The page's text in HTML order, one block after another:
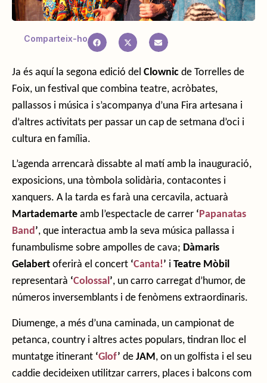
Comparteix-ho
Ja és aquí la segona edició del Clownic de Torrelles de
Foix, un festival que combina teatre, acròbates,
pallassos i música i s’acompanya d’una Fira artesana i
d’altres activitats per passar un cap de setmana d’oci i
cultura en família.
L’agenda arrencarà dissabte al matí amb la inauguració,
exposicions, una tòmbola solidària, contacontes i
xanquers. A la tarda es farà una cercavila, actuarà
Martademarte amb l’espectacle de carrer ‘Papanatas
Band’, que interactua amb la seva música pallassa i
funambulisme sobre ampolles de cava; Dàmaris
Gelabert oferirà el concert ‘Canta!’ i Teatre Mòbil
representarà ‘Colossal’, un carro carregat d’humor, de
números inversemblants i de fenòmens extraordinaris.
Diumenge, a més d’una caminada, un campionat de
petanca, country i altres actes populars, tindran lloc el
muntatge itinerant ‘Glof’ de JAM , on un golfista i el seu
caddie decideixen utilitzar carrers, places i balcons com